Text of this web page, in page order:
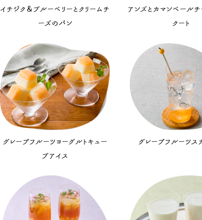
イチジク＆ブルーベリーとクリームチ
ーズのパン
アンズとカマンベール
クート
グレープフルーツヨーグルトキュー
ブアイス
グレープフルーツス